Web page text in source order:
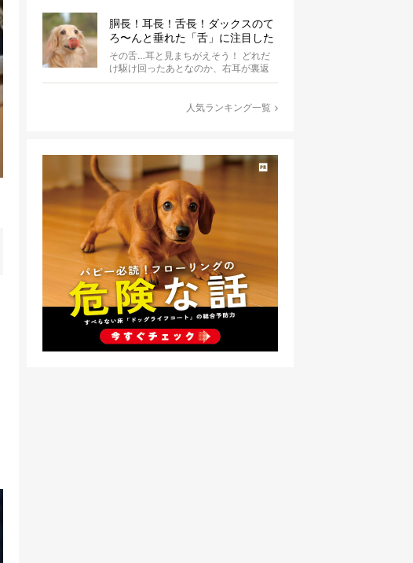
胴長！耳長！舌長！ダックスのて
ろ〜んと垂れた「舌」に注目した
結果、元気もらった。
その舌…耳と見まちがえそう！ どれだ
け駆け回ったあとなのか、右耳が裏返
ってしまっているAuraちゃん。耳の中
人気ランキング一覧